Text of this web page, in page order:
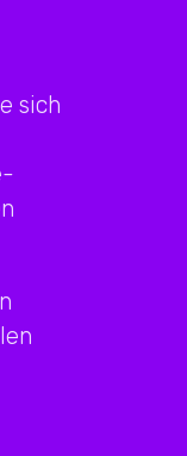
sich